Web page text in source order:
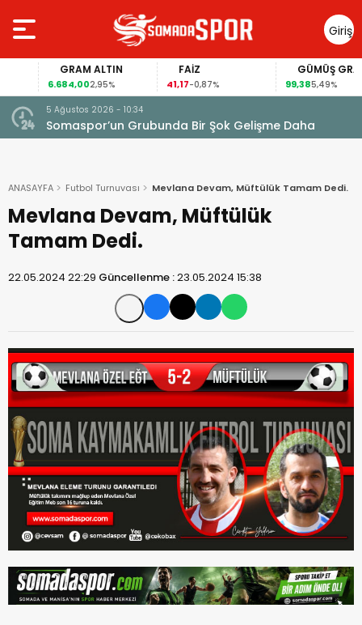
Giriş
Yap
GRAM ALTIN
6.684,002,95%
FAİZ
-0,87%
GÜMÜŞ GRAM
5,49%
5 Ağustos 2026 - 10:34
Somaspor’un Grubunda Bir Şok Gelişme Daha
ANASAYFA Futbol Turnuvası Mevlana Devam, Müftülük Tamam Dedi.
Mevlana Devam, Müftülük
Tamam Dedi.
22.05.2024 22:29 Güncellenme :23.05.2024 15:38